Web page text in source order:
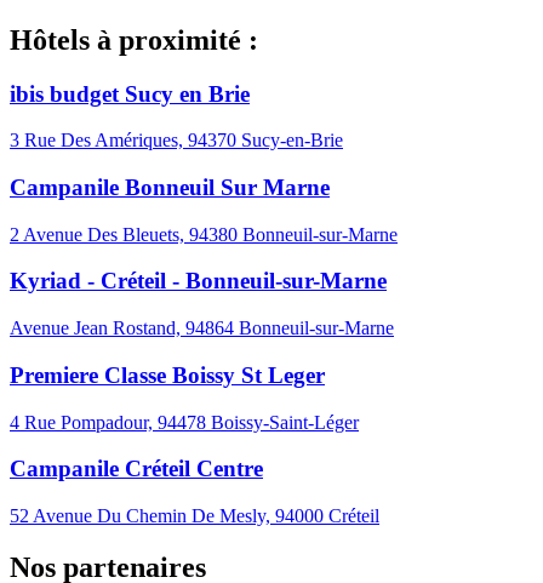
Hôtels à proximité :
ibis budget Sucy en Brie
3 Rue Des Amériques, 94370 Sucy-en-Brie
Campanile Bonneuil Sur Marne
2 Avenue Des Bleuets, 94380 Bonneuil-sur-Marne
Kyriad - Créteil - Bonneuil-sur-Marne
Avenue Jean Rostand, 94864 Bonneuil-sur-Marne
Premiere Classe Boissy St Leger
4 Rue Pompadour, 94478 Boissy-Saint-Léger
Campanile Créteil Centre
52 Avenue Du Chemin De Mesly, 94000 Créteil
Nos partenaires